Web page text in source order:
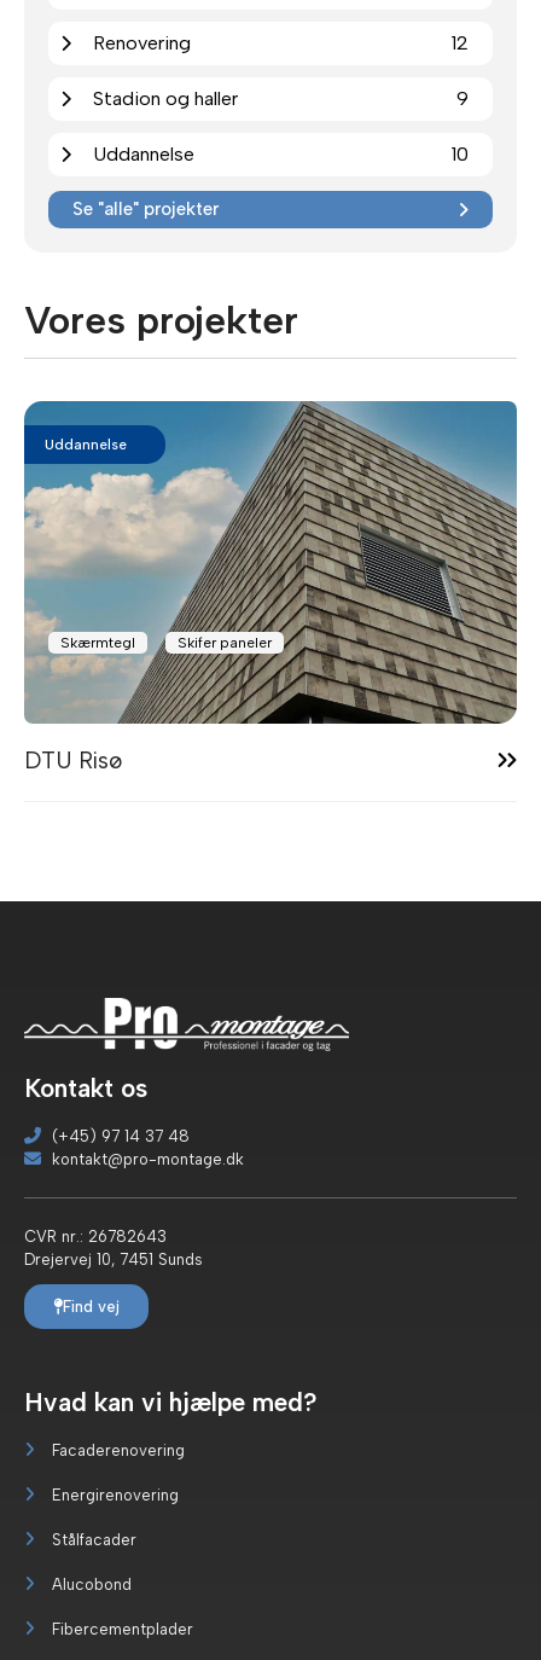
Renovering 12
Stadion og haller 9
Uddannelse 10
Se "alle" projekter
Vores projekter
Uddannelse
Skærmtegl Skifer paneler
DTU Risø
Kontakt os
(+45) 97 14 37 48
kontakt@pro-montage.dk
CVR nr.: 26782643
Drejervej 10, 7451 Sunds
Find vej
Hvad kan vi hjælpe med?
Facaderenovering
Energirenovering
Stålfacader
Alucobond
Fibercementplader